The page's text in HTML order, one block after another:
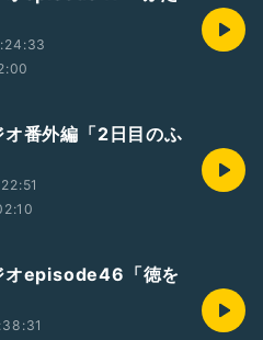
番外編「2日目のふ
オepisode46「徳を